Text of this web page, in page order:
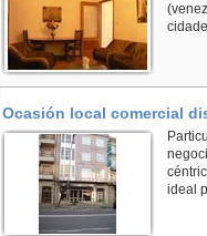
Ocasión local comercial
ideal